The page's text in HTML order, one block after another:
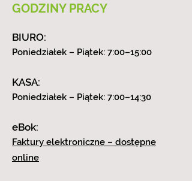
GODZINY PRACY
BIURO:
Poniedziałek – Piątek: 7:00–15:00
KASA:
Poniedziałek – Piątek: 7:00–14:30
eBok:
Faktury elektroniczne – dostępne
online